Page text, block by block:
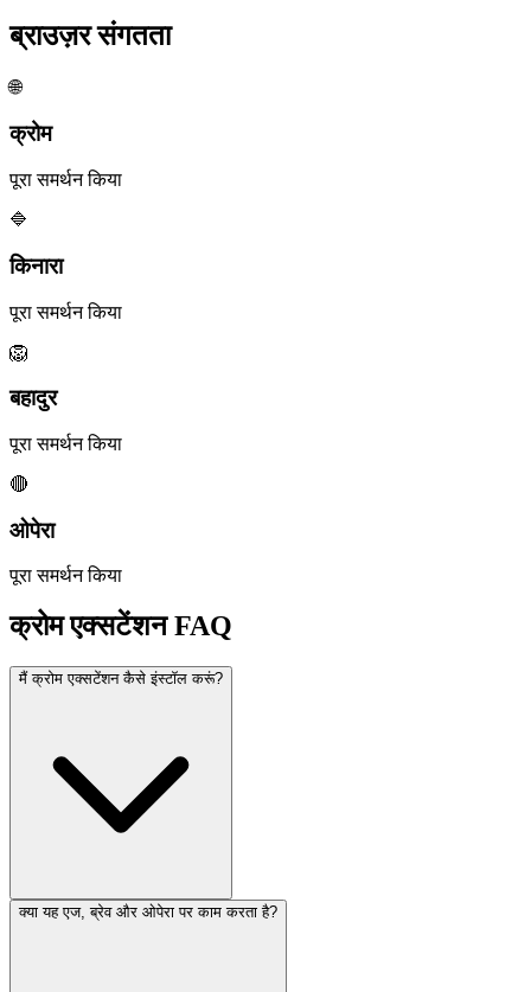
ब्राउज़र संगतता
🌐
क्रोम
पूरा समर्थन किया
🔷
किनारा
पूरा समर्थन किया
🦁
बहादुर
पूरा समर्थन किया
🔴
ओपेरा
पूरा समर्थन किया
क्रोम एक्सटेंशन FAQ
मैं क्रोम एक्सटेंशन कैसे इंस्टॉल करूं?
क्या यह एज, ब्रेव और ओपेरा पर काम करता है?